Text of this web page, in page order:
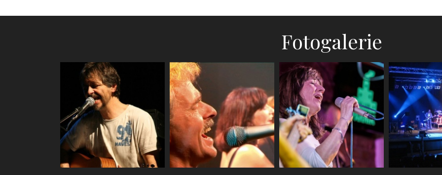
Fotogalerie
Praha KC
Zahrada (2008)
AG Flek
koncert 2009
parník
CD